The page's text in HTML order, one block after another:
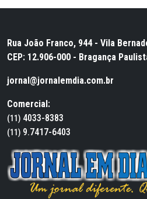
Rua João Franco, 944 - Vila
CEP: 12.906-000 - Bragança
jornal@jornalemdia.com.br
Comercial:
(11) 4033-8383
(11) 9.7417-6403